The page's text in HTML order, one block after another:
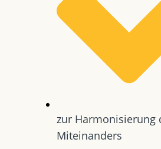
zur Harmonisierung
Miteinanders